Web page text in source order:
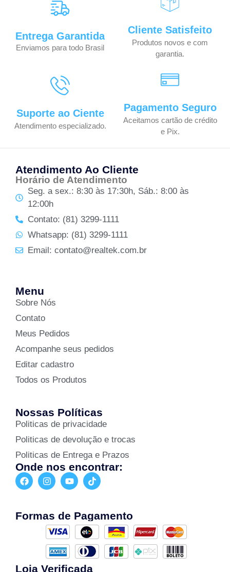
Entrega Garantida
Enviamos para todo Brasil
Cliente Satisfeito
Produtos novos e com
garantia.
Suporte ao Ciente
Atendimento especializado.
Pagamento Seguro
Aceitamos cartão de crédito
e Pix.
Atendimento Ao Cliente
Horário de Atendimento
Seg. a sex.: 8:30 às 17:30h, Sáb.: 8:00 às
12:00h
Contato: (81) 3299-1111
Whatsapp: (81) 3299-1111
Email: contato@realtek.com.br
Menu
Sobre Nós
Contato
Meus Pedidos
Acompanhe seus pedidos
Editar cadastro
Todos os Produtos
Nossas Políticas
Politicas de privacidade
Politicas de devolução e trocas
Politicas de Entrega e Prazos
Onde nos encontrar:
Formas de Pagamento
Loja Verificada